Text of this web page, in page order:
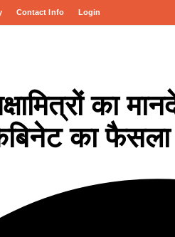
Contact Info Login
का
कैबिनेट का फैसला